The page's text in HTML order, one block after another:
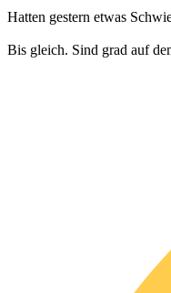
Hatten gestern etwas
Bis gleich. Sind grad auf